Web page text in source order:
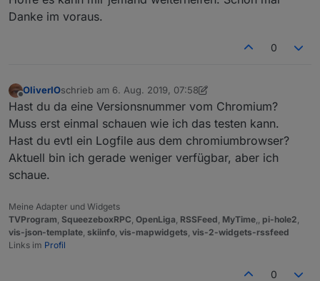
Danke im voraus.
0
Offline
OliverIOschrieb am 6. Aug. 2019, 07:58
zuletzt editiert von OliverIO 8. Juni 2019, 10:29
Hast du da eine Versionsnummer vom Chromium?
Muss erst einmal schauen wie ich das testen kann.
Hast du evtl ein Logfile aus dem chromiumbrowser?
Aktuell bin ich gerade weniger verfügbar, aber ich
schaue.
Meine Adapter und Widgets
TVProgram SqueezeboxRPC OpenLiga RSSFeed MyTime pi-hole2
vis-json-template skiinfo vis-mapwidgets vis-2-widgets-rssfeed
Links im Profil
0